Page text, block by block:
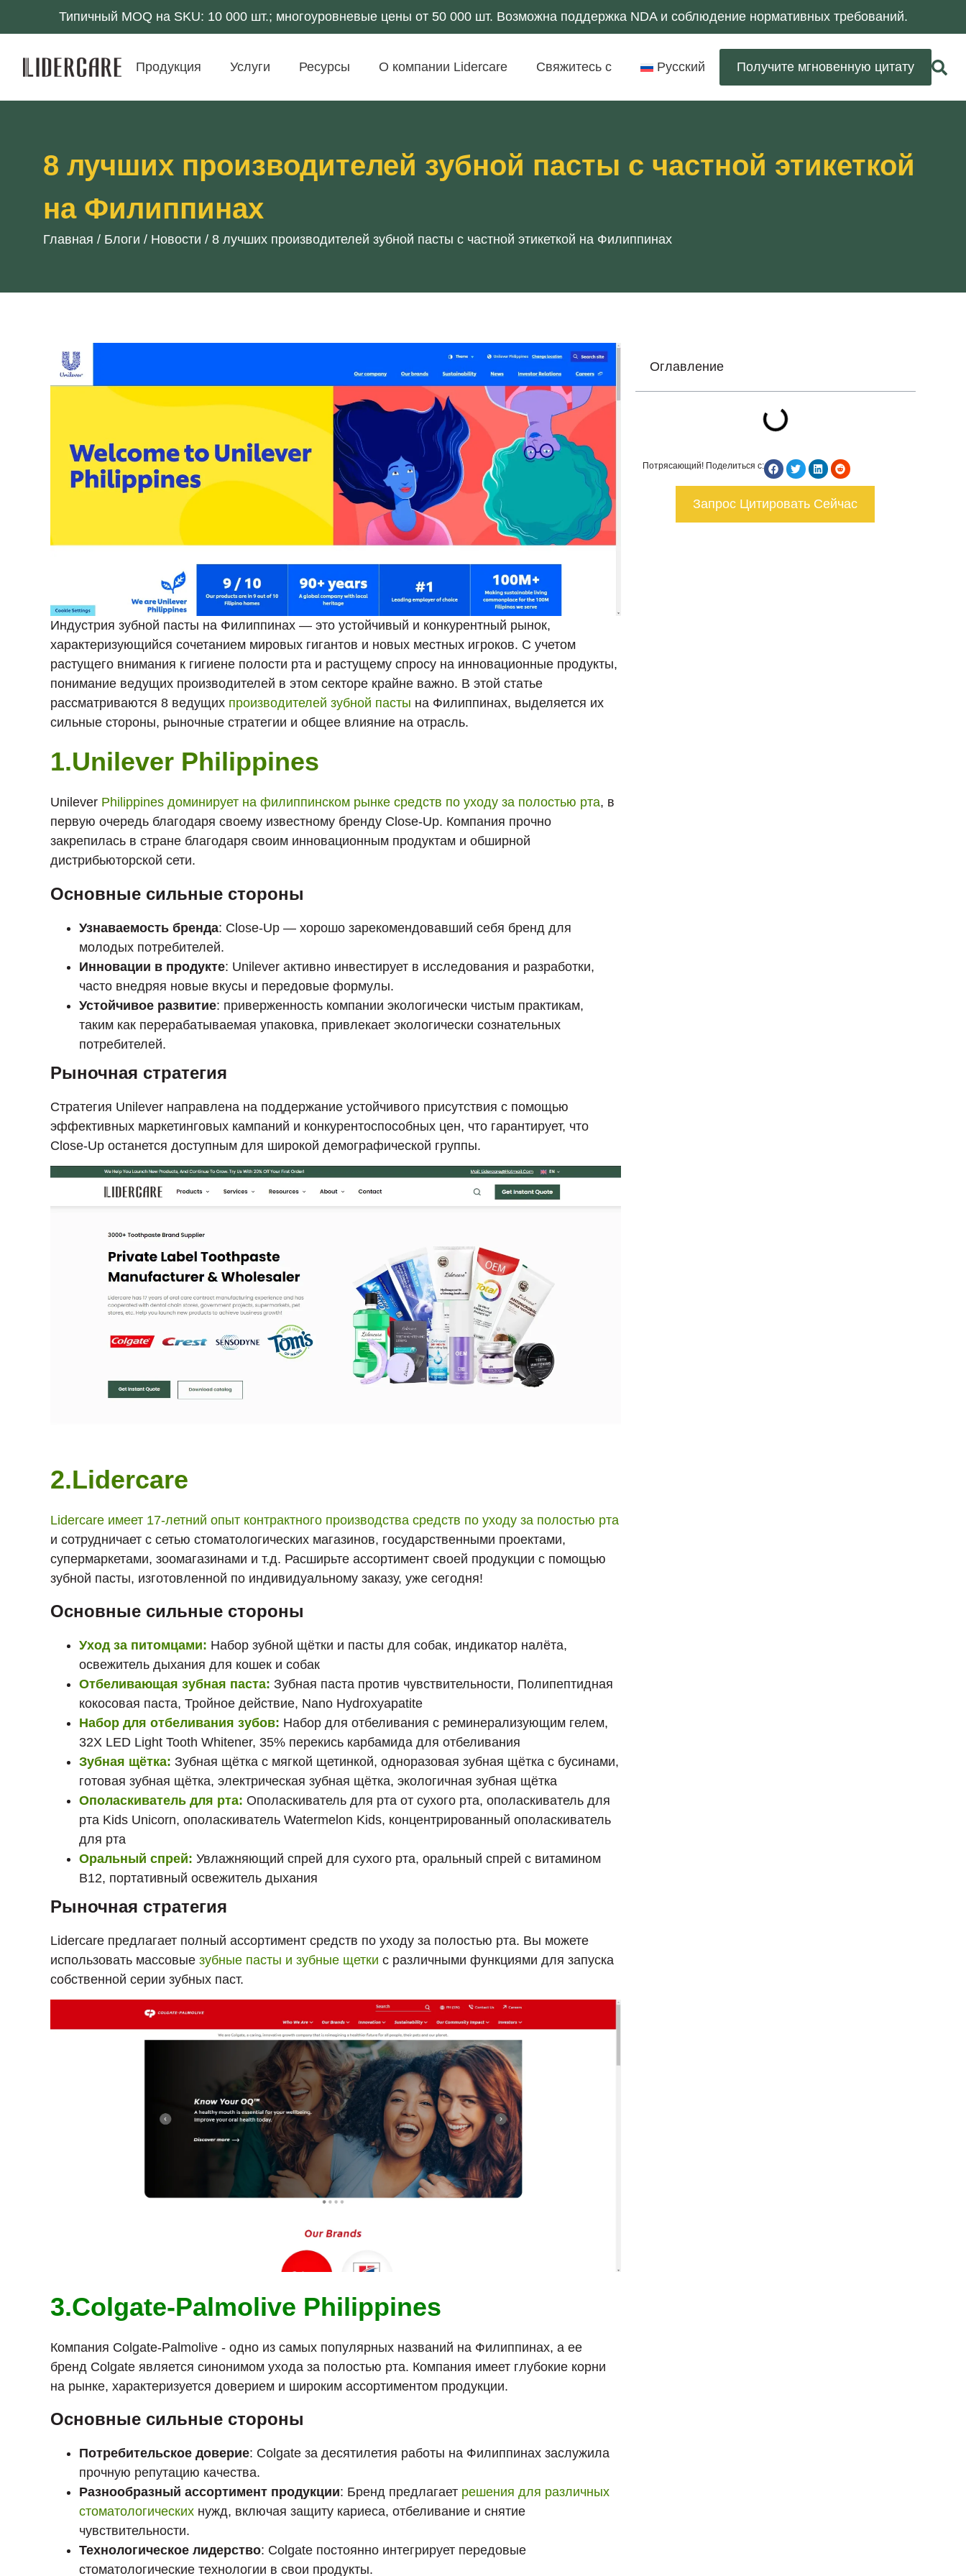
Типичный MOQ на SKU: 10 000 шт.; многоуровневые цены от 50 000 шт. Возможна поддержка NDA и соблюдение нормативных требований.
Продукция Услуги Ресурсы О компании Lidercare Свяжитесь с Русский Получите мгновенную цитату
8 лучших производителей зубной пасты с частной этикеткой
на Филиппинах
Главная / Блоги / Новости / 8 лучших производителей зубной пасты с частной этикеткой на Филиппинах
Индустрия зубной пасты на Филиппинах — это устойчивый и конкурентный рынок,
характеризующийся сочетанием мировых гигантов и новых местных игроков. С учетом
растущего внимания к гигиене полости рта и растущему спросу на инновационные продукты,
понимание ведущих производителей в этом секторе крайне важно. В этой статье
рассматриваются 8 ведущих производителей зубной пасты на Филиппинах, выделяется их
сильные стороны, рыночные стратегии и общее влияние на отрасль.
1.Unilever Philippines
Unilever Philippines доминирует на филиппинском рынке средств по уходу за полостью рта, в
первую очередь благодаря своему известному бренду Close-Up. Компания прочно
закрепилась в стране благодаря своим инновационным продуктам и обширной
дистрибьюторской сети.
Основные сильные стороны
Узнаваемость бренда: Close-Up — хорошо зарекомендовавший себя бренд для
молодых потребителей.
Инновации в продукте: Unilever активно инвестирует в исследования и разработки,
часто внедряя новые вкусы и передовые формулы.
Устойчивое развитие: приверженность компании экологически чистым практикам,
таким как перерабатываемая упаковка, привлекает экологически сознательных
потребителей.
Рыночная стратегия
Стратегия Unilever направлена на поддержание устойчивого присутствия с помощью
эффективных маркетинговых кампаний и конкурентоспособных цен, что гарантирует, что
Close-Up останется доступным для широкой демографической группы.
2.Lidercare
Lidercare имеет 17-летний опыт контрактного производства средств по уходу за полостью рта
и сотрудничает с сетью стоматологических магазинов, государственными проектами,
супермаркетами, зоомагазинами и т.д. Расширьте ассортимент своей продукции с помощью
зубной пасты, изготовленной по индивидуальному заказу, уже сегодня!
Основные сильные стороны
Уход за питомцами: Набор зубной щётки и пасты для собак, индикатор налёта,
освежитель дыхания для кошек и собак
Отбеливающая зубная паста: Зубная паста против чувствительности, Полипептидная
кокосовая паста, Тройное действие, Nano Hydroxyapatite
Набор для отбеливания зубов: Набор для отбеливания с реминерализующим гелем,
32X LED Light Tooth Whitener, 35% перекись карбамида для отбеливания
Зубная щётка: Зубная щётка с мягкой щетинкой, одноразовая зубная щётка с бусинами,
готовая зубная щётка, электрическая зубная щётка, экологичная зубная щётка
Ополаскиватель для рта: Ополаскиватель для рта от сухого рта, ополаскиватель для
рта Kids Unicorn, ополаскиватель Watermelon Kids, концентрированный ополаскиватель
для рта
Оральный спрей: Увлажняющий спрей для сухого рта, оральный спрей с витамином
B12, портативный освежитель дыхания
Рыночная стратегия
Lidercare предлагает полный ассортимент средств по уходу за полостью рта. Вы можете
использовать массовые зубные пасты и зубные щетки с различными функциями для запуска
собственной серии зубных паст.
3.Colgate-Palmolive Philippines
Компания Colgate-Palmolive - одно из самых популярных названий на Филиппинах, а ее
бренд Colgate является синонимом ухода за полостью рта. Компания имеет глубокие корни
на рынке, характеризуется доверием и широким ассортиментом продукции.
Основные сильные стороны
Потребительское доверие: Colgate за десятилетия работы на Филиппинах заслужила
прочную репутацию качества.
Разнообразный ассортимент продукции: Бренд предлагает решения для различных
стоматологических нужд, включая защиту кариеса, отбеливание и снятие
чувствительности.
Технологическое лидерство: Colgate постоянно интегрирует передовые
стоматологические технологии в свои продукты.
Оглавление
Потрясающий! Поделиться с:
Запрос Цитировать Сейчас